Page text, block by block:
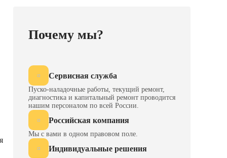
Почему мы?
Сервисная служба
Пуско-наладочные работы, текущий ремонт,
диагностика и капитальный ремонт проводится
нашим персоналом по всей России.
Российская компания
Мы с вами в одном правовом поле.
Индивидуальные решения